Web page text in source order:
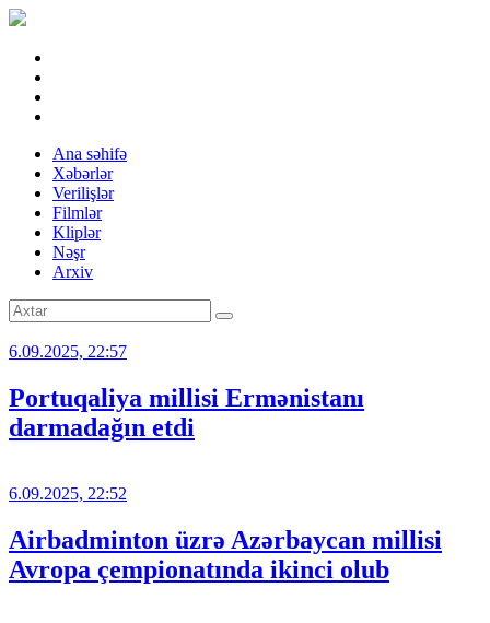
Ana səhifə
Xəbərlər
Verilişlər
Filmlər
Kliplər
Nəşr
Arxiv
6.09.2025, 22:57
Portuqaliya millisi Ermənistanı
darmadağın etdi
6.09.2025, 22:52
Airbadminton üzrə Azərbaycan millisi
Avropa çempionatında ikinci olub